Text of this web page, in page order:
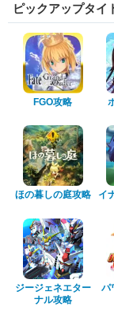
ピックアップタイ
FGO攻略
ほの暮しの庭攻略
イ
ジージェネエター
ナル攻略
パ